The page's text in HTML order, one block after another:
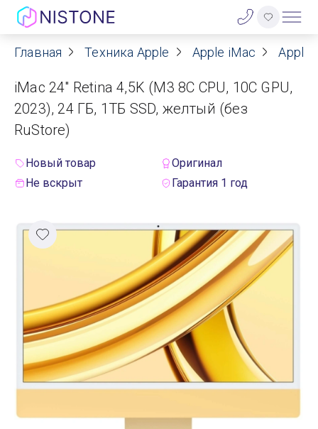
Акции
О нас
Блог
Договор оферты
Гарантия
Оплата
Доставка
Самовывоз
Главная Техника Apple Apple iMac Apple
iMac 24" Retina 4,5K (M3 8C CPU, 10C GPU,
2023), 24 ГБ, 1ТБ SSD, желтый (без
RuStore)
Новый товар
Оригинал
Не вскрыт
Гарантия 1 год